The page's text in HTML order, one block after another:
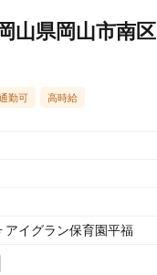
山県岡山市南区
勤可 高時給
アイグラン保育園平福